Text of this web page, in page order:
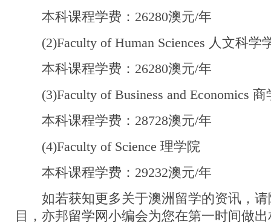
本科课程学费：26280澳元/年
(2)Faculty of Human Sciences 人文科学
本科课程学费：26280澳元/年
(3)Faculty of Business and Economics 商
本科课程学费：28728澳元/年
(4)Faculty of Science 理学院
本科课程学费：29232澳元/年
如若获知更多关于澳洲留学的资讯，请
目，亦邦留学网小编会为您在第一时间做